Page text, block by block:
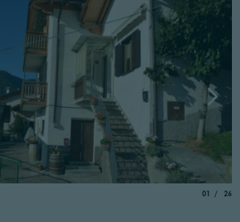
01 di
26